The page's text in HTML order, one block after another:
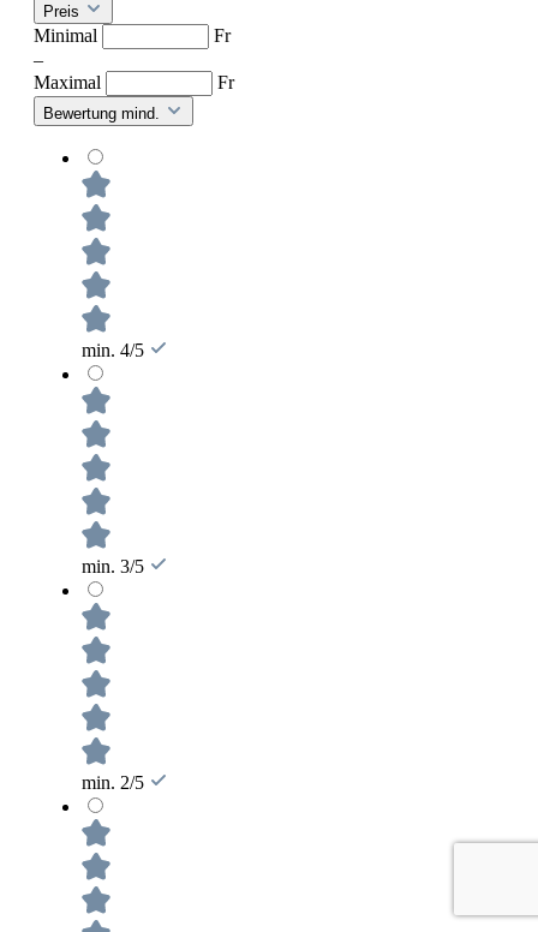
Preis
Minimal
Fr
–
Maximal
Fr
Bewertung mind.
min. 4/5
min. 3/5
min. 2/5